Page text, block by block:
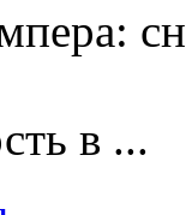
в ...